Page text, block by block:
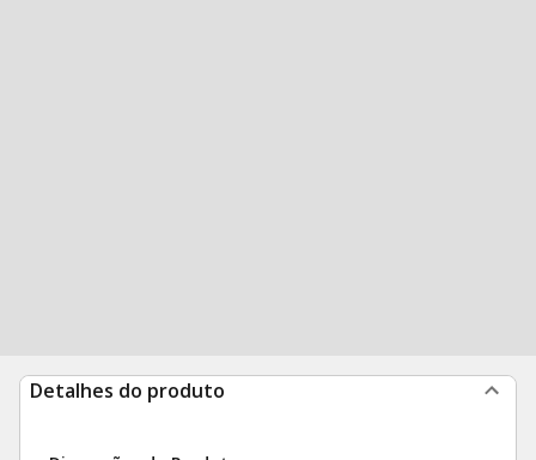
Detalhes do produto